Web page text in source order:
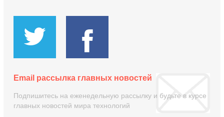
Email рассылка главных новостей
Подпишитесь на еженедельную рассылку и будьте в курсе
главных новостей мира технологий